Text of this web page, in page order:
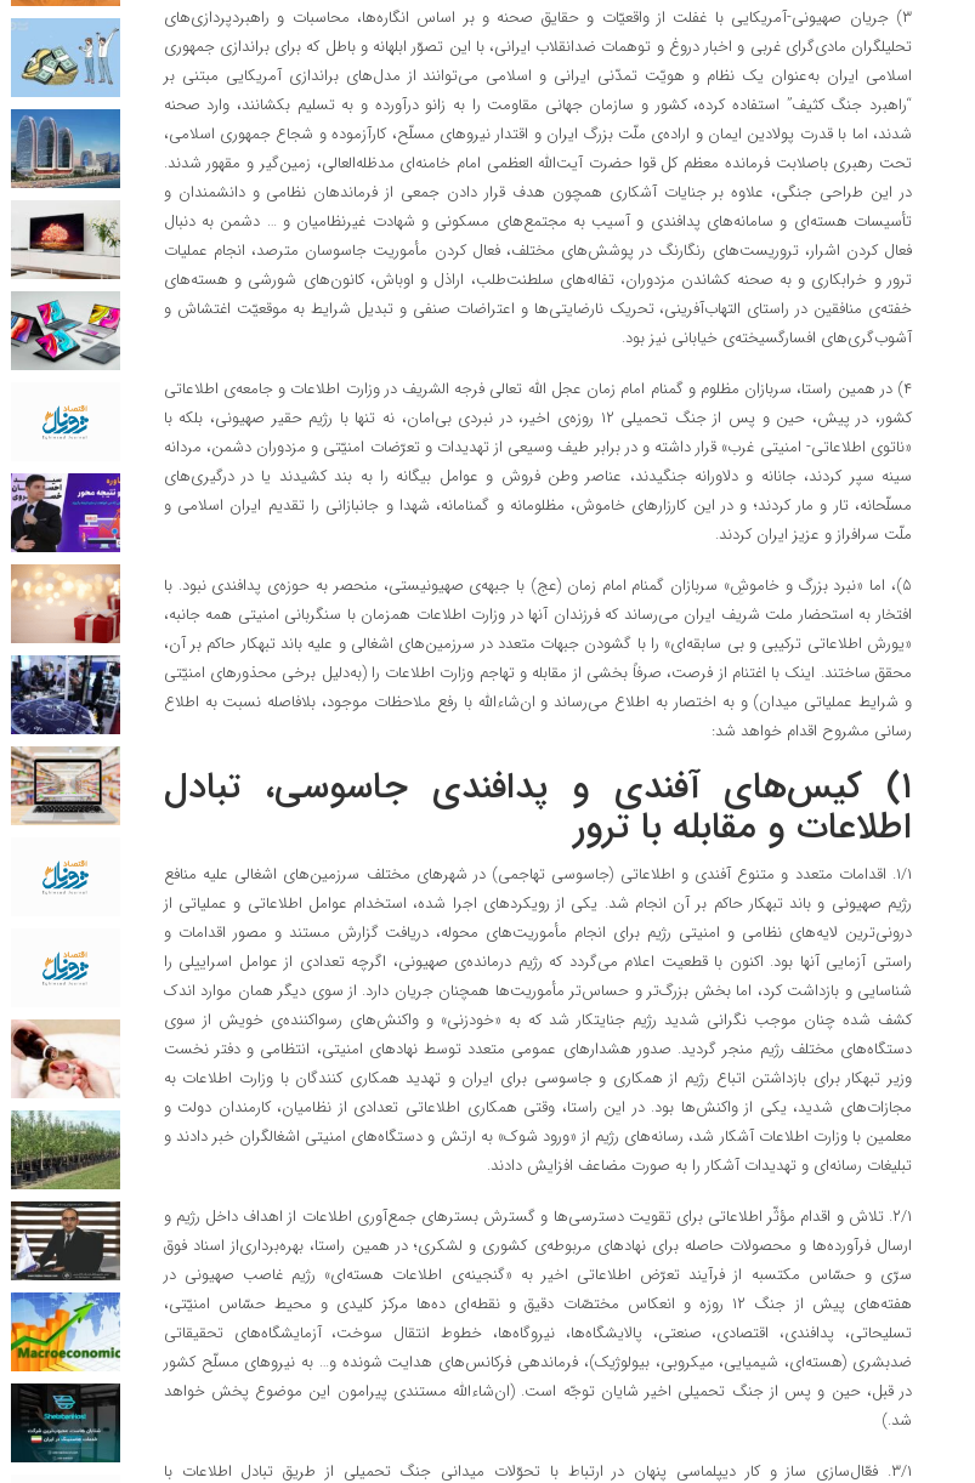
۳) جریان صهیونی-آمریکایی با غفلت از واقعیّات و حقایق صحنه و بر اساس انگاره‌ها، محاسبات و راهبردپردازی‌های
تحلیلگران مادی‌گرای غربی و اخبار دروغ و توهمات ضدانقلاب ایرانی، با این تصوّر ابلهانه و باطل که برای براندازی جمهوری
اسلامی ایران به‌عنوان یک نظام و هویّت تمدّنی ایرانی و اسلامی می‌توانند از مدل‌های براندازی آمریکایی مبتنی بر
“راهبرد جنگ کثیف” استفاده کرده، کشور و سازمان جهانی مقاومت را به زانو درآورده و به تسلیم بکشانند، وارد صحنه
شدند، اما با قدرت پولادین ایمان و اراده‌ی ملّت بزرگ ایران و اقتدار نیرو‌های مسلّح، کارآزموده و شجاع جمهوری اسلامی،
تحت رهبری باصلابت فرمانده معظم کل قوا حضرت آیت‌الله العظمی امام خامنه‌ای مدظله‌العالی، زمین‌گیر و مقهور شدند.
در این طراحی جنگی، علاوه بر جنایات آشکاری همچون هدف قرار دادن جمعی از فرماندهان نظامی و دانشمندان و
تأسیسات هسته‌ای و سامانه‌های پدافندی و آسیب به مجتمع‌های مسکونی و شهادت غیرنظامیان و … دشمن به دنبال
فعال کردن اشرار، تروریست‌های رنگارنگ در پوشش‌های مختلف، فعال کردن مأموریت جاسوسان مترصد، انجام عملیات
ترور و خرابکاری و به صحنه کشاندن مزدوران، تفاله‌های سلطنت‌طلب، اراذل و اوباش، کانون‌های شورشی و هسته‌های
خفته‌ی منافقین در راستای التهاب‌آفرینی، تحریک نارضایتی‌ها و اعتراضات صنفی و تبدیل شرایط به موقعیّت اغتشاش و
آشوب‌گری‌های افسارگسیخته‌ی خیابانی نیز بود.
۴) در همین راستا، سربازان مظلوم و گمنام امام زمان عجل الله تعالی فرجه الشریف در وزارت اطلاعات و جامعه‌ی اطلاعاتی
کشور، در پیش، حین و پس از جنگ تحمیلی ۱۲ روزه‌ی اخیر، در نبردی بی‌امان، نه تنها با رژیم حقیر صهیونی، بلکه با
«ناتوی اطلاعاتی- امنیتی غرب» قرار داشته و در برابر طیف وسیعی از تهدیدات و تعرّضات امنیّتی و مزدوران دشمن، مردانه
سینه سپر کردند، جانانه و دلاورانه جنگیدند، عناصر وطن فروش و عوامل بیگانه را به بند کشیدند یا در درگیری‌های
مسلّحانه، تار و مار کردند؛ و در این کارزار‌های خاموش، مظلومانه و گمنامانه، شهدا و جانبازانی را تقدیم ایران اسلامی و
ملّت سرافراز و عزیز ایران کردند.
۵)، اما «نبرد بزرگ و خاموشِ» سربازان گمنام امام زمان (عج) با جبهه‌ی صهیونیستی، منحصر به حوزه‌ی پدافندی نبود. با
افتخار به استحضار ملت شریف ایران می‌رساند که فرزندان آنها در وزارت اطلاعات همزمان با سنگربانی امنیتی همه جانبه،
«یورش اطلاعاتی ترکیبی و بی سابقه‌ای» را با گشودن جبهات متعدد در سرزمین‌های اشغالی و علیه باند تبهکار حاکم بر آن،
محقق ساختند. اینک با اغتنام از فرصت، صرفاً بخشی از مقابله و تهاجم وزارت اطلاعات را (به‌دلیل برخی محذور‌های امنیّتی
و شرایط عملیاتی میدان) و به اختصار به اطلاع می‌رساند و ان‌شاءالله با رفع ملاحظات موجود، بلافاصله نسبت به اطلاع
رسانی مشروح اقدام خواهد شد:
۱) کیس‌های آفندی و پدافندی جاسوسی، تبادل
اطلاعات و مقابله با ترور
۱/۱. اقدامات متعدد و متنوع آفندی و اطلاعاتی (جاسوسی تهاجمی) در شهر‌های مختلف سرزمین‌های اشغالی علیه منافع
رژیم صهیونی و باند تبهکار حاکم بر آن انجام شد. یکی از رویکرد‌های اجرا شده، استخدام عوامل اطلاعاتی و عملیاتی از
درونی‌ترین لایه‌های نظامی و امنیتی رژیم برای انجام مأموریت‌های محوله، دریافت گزارش مستند و مصور اقدامات و
راستی آزمایی آنها بود. اکنون با قطعیت اعلام می‌گردد که رژیم درمانده‌ی صهیونی، اگرچه تعدادی از عوامل اسراییلی را
شناسایی و بازداشت کرد، اما بخش بزرگ‌تر و حساس‌تر مأموریت‌ها همچنان جریان دارد. از سوی دیگر همان موارد اندک
کشف شده چنان موجب نگرانی شدید رژیم جنایتکار شد که به «خودزنی» و واکنش‌های رسواکننده‌ی خویش از سوی
دستگاه‌های مختلف رژیم منجر گردید. صدور هشدار‌های عمومی متعدد توسط نهاد‌های امنیتی، انتظامی و دفتر نخست
وزیر تبهکار برای بازداشتن اتباع رژیم از همکاری و جاسوسی برای ایران و تهدید همکاری کنندگان با وزارت اطلاعات به
مجازات‌های شدید، یکی از واکنش‌ها بود. در این راستا، وقتی همکاری اطلاعاتی تعدادی از نظامیان، کارمندان دولت و
معلمین با وزارت اطلاعات آشکار شد، رسانه‌های رژیم از «ورود شوک» به ارتش و دستگاه‌های امنیتی اشغالگران خبر دادند و
تبلیغات رسانه‌ای و تهدیدات آشکار را به صورت مضاعف افزایش دادند.
۲/۱. تلاش و اقدام مؤثّر اطلاعاتی برای تقویت دسترسی‌ها و گسترش بستر‌های جمع‌آوری اطلاعات از اهداف داخل رژیم و
ارسال فرآورده‌ها و محصولات حاصله برای نهاد‌های مربوطه‌ی کشوری و لشکری؛ در همین راستا، بهره‌برداری‌از اسناد فوق
سرّی و حسّاس مکتسبه از فرآیند تعرّض اطلاعاتی اخیر به «گنجینه‌ی اطلاعات هسته‌ای» رژیم غاصب صهیونی در
هفته‌های پیش از جنگ ۱۲ روزه و انعکاس مختصّات دقیق و نقطه‌ای ده‌ها مرکز کلیدی و محیط حسّاس امنیّتی،
تسلیحاتی، پدافندی، اقتصادی، صنعتی، پالایشگاه‌ها، نیروگاه‌ها، خطوط انتقال سوخت، آزمایشگاه‌های تحقیقاتی
ضدبشری (هسته‌ای، شیمیایی، میکروبی، بیولوژیک)، فرماندهی فرکانس‌های هدایت شونده و… به نیرو‌های مسلّح کشور
در قبل، حین و پس از جنگ تحمیلی اخیر شایان توجّه است. (ان‌شاءالله مستندی پیرامون این موضوع پخش خواهد
شد.)
۳/۱. فعّال‌سازی ساز و کار دیپلماسی پنهان در ارتباط با تحوّلات میدانی جنگ تحمیلی از طریق تبادل اطلاعات با